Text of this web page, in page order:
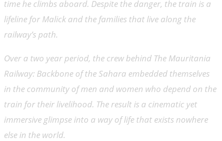
time he climbs aboard. Despite the danger, the train is a
lifeline for Malick and the families that live along the
railway’s path.
Over a two year period, the crew behind The Mauritania
Railway: Backbone of the Sahara embedded themselves
in the community of men and women who depend on the
train for their livelihood. The result is a cinematic yet
immersive glimpse into a way of life that exists nowhere
else in the world.